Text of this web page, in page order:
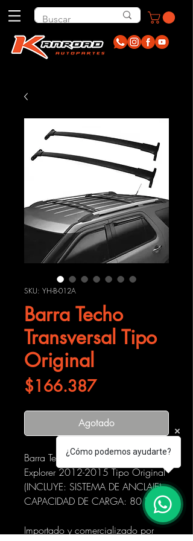
SKU: YH-B-012A
Barra Techo
Transversal Tipo
Original
$166.387Precio
Agotado
Barra Techo Transversal Ford
Explorer 2012-2015 Tipo Original
(INCLUYE: SISTEMA DE ANCLAJE)
CAPACIDAD DE CARGA: 80 KG.
Importado y comercializado por
¿Cómo podemos ayudarte?